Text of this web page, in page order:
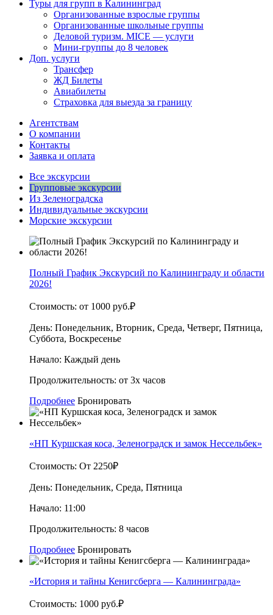
Туры для групп в Калининград
Организованные взрослые группы
Организованные школьные группы
Деловой туризм. MICE — услуги
Мини-группы до 8 человек
Доп. услуги
Трансфер
ЖД Билеты
Авиабилеты
Страховка для выезда за границу
Агентствам
О компании
Контакты
Заявка и оплата
Все экскурсии
Групповые экскурсии
Из Зеленоградска
Индивидуальные экскурсии
Морские экскурсии
Полный График Экскурсий по Калининграду и области
2026!
Стоимость: от 1000 руб.₽
День: Понедельник, Вторник, Среда, Четверг, Пятница,
Суббота, Воскресенье
Начало: Каждый день
Продолжительность: от 3х часов
Подробнее Бронировать
«НП Куршская коса, Зеленоградск и замок Нессельбек»
Стоимость: От 2250₽
День: Понедельник, Среда, Пятница
Начало: 11:00
Продолжительность: 8 часов
Подробнее Бронировать
«История и тайны Кенигсберга — Калининграда»
Стоимость: 1000 руб.₽